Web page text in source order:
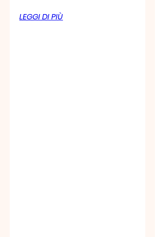
LEGGI DI PIÙ